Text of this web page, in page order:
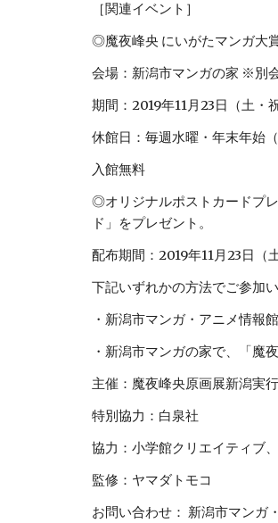
［関連イベント］
◎魔夜峰央 にいがたマンガ大
会場：新潟市マンガの家 ※別
期間：2019年11月23日（土・
休館日：毎週水曜・年末年始
入館無料
◎オリジナルポストカードプ
ド」をプレゼント。
配布期間：2019年11月23日（
下記いずれかの方法でご参加い
・新潟市マンガ・アニメ情報
・新潟市マンガの家で、「魔
主催：魔夜峰央原画展新潟実
特別協力：白泉社
協力：小学館クリエイティブ
監修：ヤマダトモコ
お問い合わせ： 新潟市マンガ